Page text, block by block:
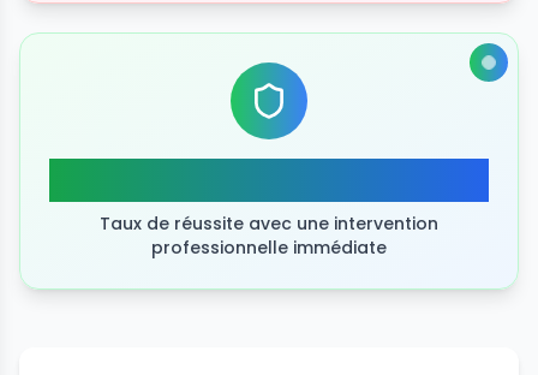
Taux de réussite avec une intervention
professionnelle immédiate